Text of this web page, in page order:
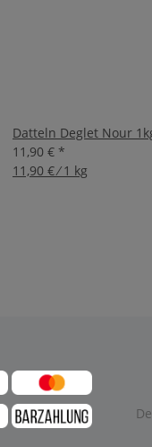
Datteln Deglet Nour
11,90 € *
11,90 € ⁄ 1 kg